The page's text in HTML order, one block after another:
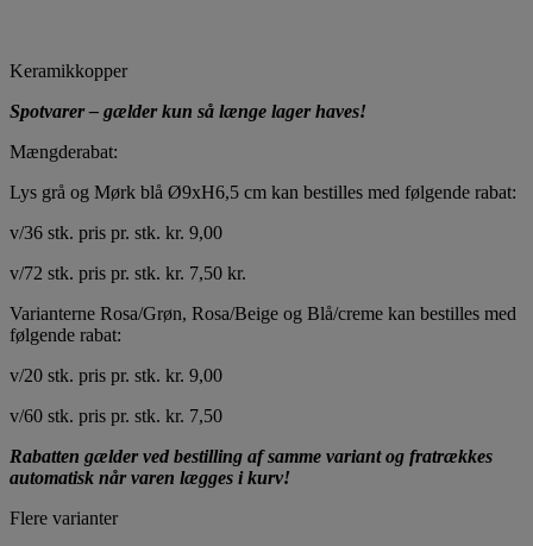
Keramikkopper
Spotvarer – gælder kun så længe lager haves!
Mængderabat:
Lys grå og Mørk blå Ø9xH6,5 cm kan bestilles med følgende rabat:
v/36 stk. pris pr. stk. kr. 9,00
v/72 stk. pris pr. stk. kr. 7,50 kr.
Varianterne Rosa/Grøn, Rosa/Beige og Blå/creme kan bestilles med
følgende rabat:
v/20 stk. pris pr. stk. kr. 9,00
v/60 stk. pris pr. stk. kr. 7,50
Rabatten gælder ved bestilling af samme variant og fratrækkes
automatisk når varen lægges i kurv!
Flere varianter